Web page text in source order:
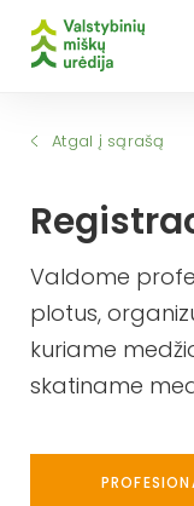
Atgal į sąrašą
Valdome
plotus,
kuriame
skatiname